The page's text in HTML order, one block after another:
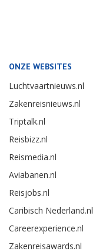
ONZE WEBSITES
Luchtvaartnieuws.nl
Zakenreisnieuws.nl
Triptalk.nl
Reisbizz.nl
Reismedia.nl
Aviabanen.nl
Reisjobs.nl
Caribisch Nederland.nl
Careerexperience.nl
Zakenreisawards.nl